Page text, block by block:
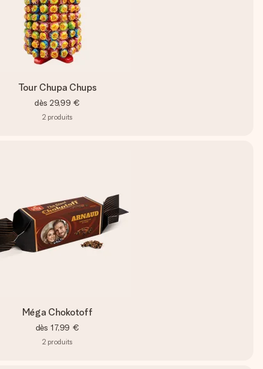
Tour Chupa Chups
dès 29,99 €
2 produits
Méga Chokotoff
dès 17,99 €
2 produits